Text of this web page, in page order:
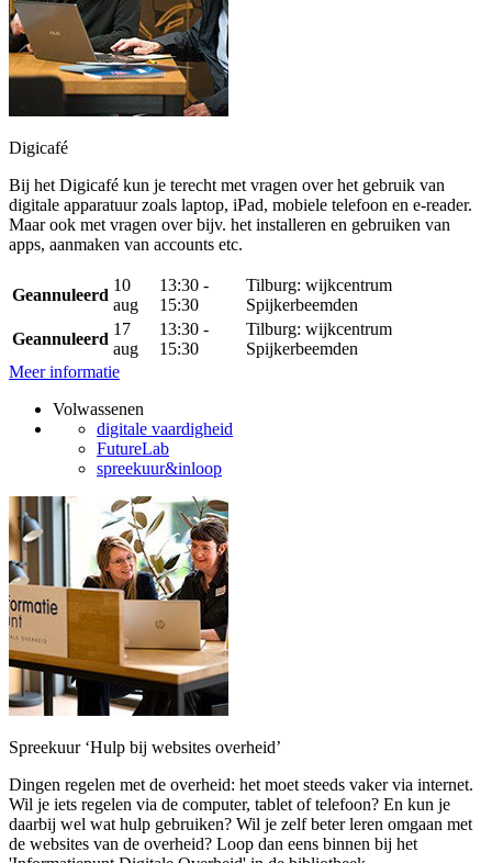
Digicafé
Bij het Digicafé kun je terecht met vragen over het gebruik van
digitale apparatuur zoals laptop, iPad, mobiele telefoon en e-reader.
Maar ook met vragen over bijv. het installeren en gebruiken van
apps, aanmaken van accounts etc.
Geannuleerd
10
aug
13:30 -
15:30
Tilburg: wijkcentrum
Spijkerbeemden
Geannuleerd
17
aug
13:30 -
15:30
Tilburg: wijkcentrum
Spijkerbeemden
Meer informatie
Volwassenen
digitale vaardigheid
FutureLab
spreekuur&inloop
Spreekuur ‘Hulp bij websites overheid’
Dingen regelen met de overheid: het moet steeds vaker via internet.
Wil je iets regelen via de computer, tablet of telefoon? En kun je
daarbij wel wat hulp gebruiken? Wil je zelf beter leren omgaan met
de websites van de overheid? Loop dan eens binnen bij het